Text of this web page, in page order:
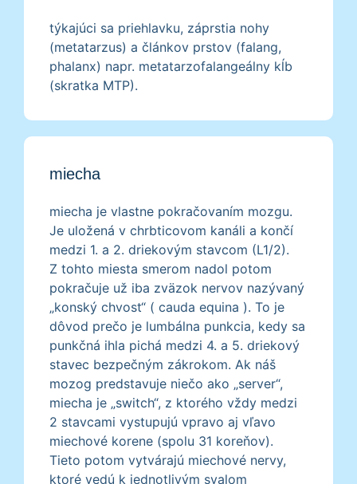
týkajúci sa priehlavku, záprstia nohy
(metatarzus) a článkov prstov (falang,
phalanx) napr. metatarzofalangeálny kĺb
(skratka MTP).
miecha
miecha je vlastne pokračovaním mozgu.
Je uložená v chrbticovom kanáli a končí
medzi 1. a 2. driekovým stavcom (L1/2).
Z tohto miesta smerom nadol potom
pokračuje už iba zväzok nervov nazývaný
„konský chvost“ ( cauda equina ). To je
dôvod prečo je lumbálna punkcia, kedy sa
punkčná ihla pichá medzi 4. a 5. driekový
stavec bezpečným zákrokom. Ak náš
mozog predstavuje niečo ako „server“,
miecha je „switch“, z ktorého vždy medzi
2 stavcami vystupujú vpravo aj vľavo
miechové korene (spolu 31 koreňov).
Tieto potom vytvárajú miechové nervy,
ktoré vedú k jednotlivým svalom